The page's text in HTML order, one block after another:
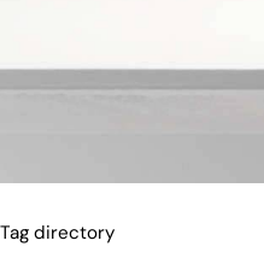
Tag directory